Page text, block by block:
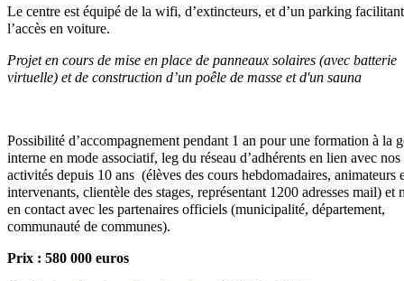
Le centre est équipé de la wifi, d’extincteurs, et d’un parking facilitant
l’accès en voiture.
Projet en cours de mise en place de panneaux solaires (avec batterie
virtuelle) et de construction d’un poêle de masse et d'un sauna
Possibilité d’accompagnement pendant 1 an pour une formation à la
interne en mode associatif, leg du réseau d’adhérents en lien avec nos
activités depuis 10 ans (élèves des cours hebdomadaires, animateurs
intervenants, clientèle des stages, représentant 1200 adresses mail) et
en contact avec les partenaires officiels (municipalité, département,
communauté de communes).
Prix : 580 000 euros